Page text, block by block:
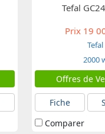
Tefal
Prix19
Tefal
2000
Offres de
Fiche
Comparer